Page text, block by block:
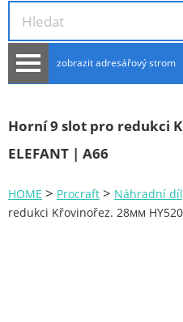
zobrazit adresářový strom
NOVINKY
Zahrada
Žebříky a schůdky
Horní 9 slot pro redukci
ELEFANT | A66
HOME > Procraft > Náhradní
redukci Křovinořez. 28мм